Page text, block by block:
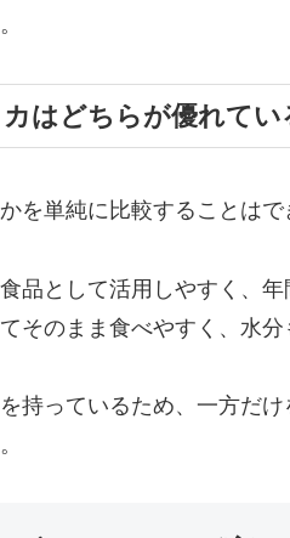
はどちらが優れてい
を単純に比較することはで
品として活用しやすく、
そのまま食べやすく、水分
持っているため、一方だ